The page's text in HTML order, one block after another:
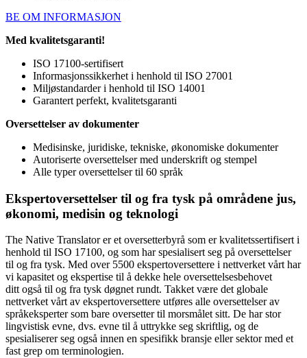
BE OM INFORMASJON
Med kvalitetsgaranti!
ISO 17100-sertifisert
Informasjonssikkerhet i henhold til ISO 27001
Miljøstandarder i henhold til ISO 14001
Garantert perfekt, kvalitetsgaranti
Oversettelser av dokumenter
Medisinske, juridiske, tekniske, økonomiske dokumenter
Autoriserte oversettelser med underskrift og stempel
Alle typer oversettelser til 60 språk
Ekspertoversettelser til og fra tysk på områdene jus,
økonomi, medisin og teknologi
The Native Translator er et oversetterbyrå som er kvalitetssertifisert i
henhold til ISO 17100, og som har spesialisert seg på oversettelser
til og fra tysk. Med over 5500 ekspertoversettere i nettverket vårt har
vi kapasitet og ekspertise til å dekke hele oversettelsesbehovet
ditt også til og fra tysk døgnet rundt. Takket være det globale
nettverket vårt av ekspertoversettere utføres alle oversettelser av
språkeksperter som bare oversetter til morsmålet sitt. De har stor
lingvistisk evne, dvs. evne til å uttrykke seg skriftlig, og de
spesialiserer seg også innen en spesifikk bransje eller sektor med et
fast grep om terminologien.